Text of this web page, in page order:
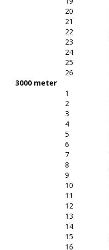
20
21
22
23
24
25
26
3000 meter
1
2
3
4
5
6
7
8
9
10
11
12
13
14
15
16